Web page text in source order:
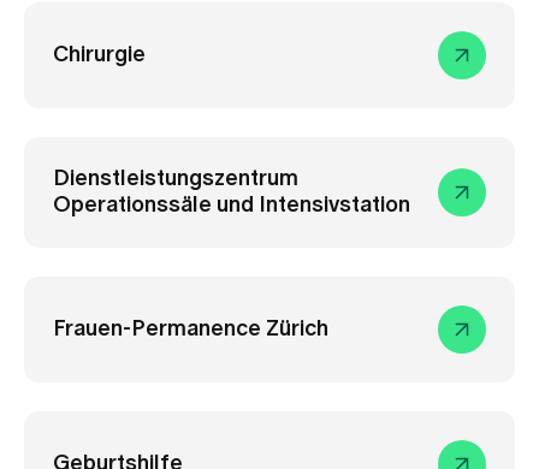
Chirurgie
Dienstleistungszentrum
Operationssäle und Intensivstation
Frauen-Permanence Zürich
Geburtshilfe